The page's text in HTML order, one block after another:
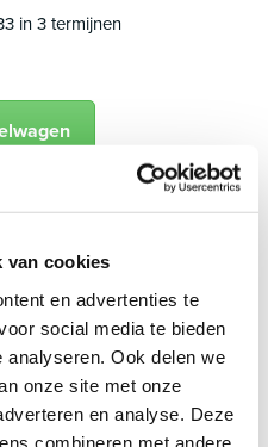
van cookies
en advertenties te
social media te bieden
Ook delen we
onze site met onze
en analyse. Deze
combineren met andere
in 3 termijnen